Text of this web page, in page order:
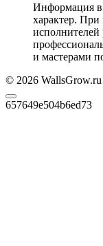
Информация в
характер. При
исполнителей
и мастерами
© 2026 WallsGrow.ru
657649e504b6ed73